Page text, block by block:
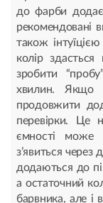
до фарби
рекомендовані
також
колір
зробити
хвилин. Якщо
продовжити
перевірки.
ємності може
з’явиться через
додаються до
а остаточний
барвника, але і